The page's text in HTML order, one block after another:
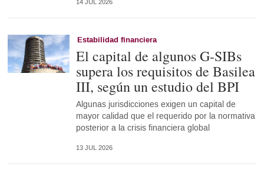
14 JUL 2026
Estabilidad financiera
El capital de algunos G-SIBs
supera los requisitos de Basilea
III, según un estudio del BPI
Algunas jurisdicciones exigen un capital de
mayor calidad que el requerido por la normativa
posterior a la crisis financiera global
13 JUL 2026